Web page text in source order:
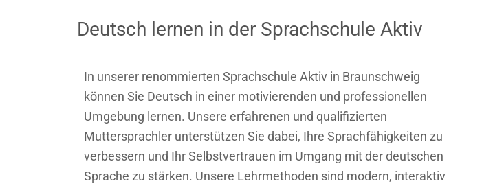
Deutsch lernen in der Sprachschule Aktiv
In unserer renommierten Sprachschule Aktiv in Braunschweig
können Sie Deutsch in einer motivierenden und professionellen
Umgebung lernen. Unsere erfahrenen und qualifizierten
Muttersprachler unterstützen Sie dabei, Ihre Sprachfähigkeiten zu
verbessern und Ihr Selbstvertrauen im Umgang mit der deutschen
Sprache zu stärken. Unsere Lehrmethoden sind modern, interaktiv